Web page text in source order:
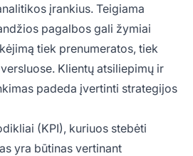
įrankius. Teigiama
pagalbos gali žymiai
tiek prenumeratos, tiek
Klientų atsiliepimų ir
padeda įvertinti strategijos
(KPI), kuriuos stebėti
yra būtinas vertinant